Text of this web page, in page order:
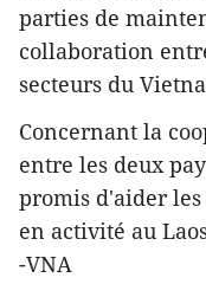
parties de
collaboration
secteurs du
Concernant la
entre les deux
promis d​'aider
en activité au
-VNA